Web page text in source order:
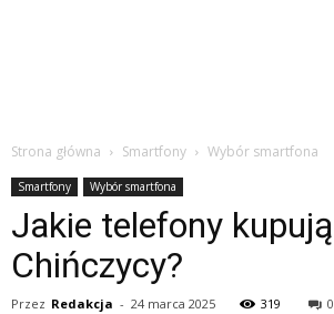
Strona główna Smartfony Wybór smartfona
Smartfony Wybór smartfona
Jakie telefony kupują
Chińczycy?
Przez Redakcja - 24 marca 2025 319 0